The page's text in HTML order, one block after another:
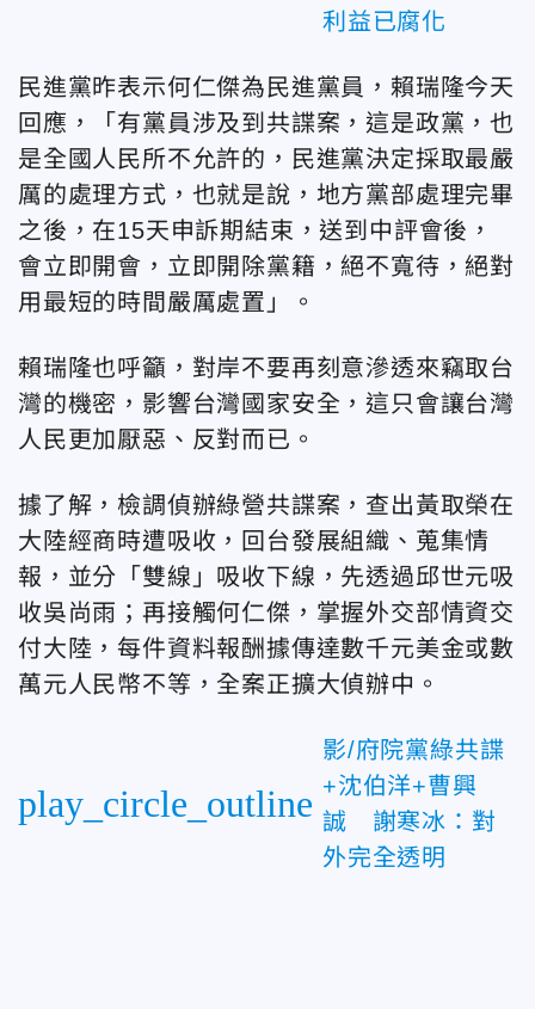
利益已腐化
民進黨昨表示何仁傑為民進黨員，賴瑞隆今天
回應，「有黨員涉及到共諜案，這是政黨，也
是全國人民所不允許的，民進黨決定採取最嚴
厲的處理方式，也就是說，地方黨部處理完畢
之後，在15天申訴期結束，送到中評會後，
會立即開會，立即開除黨籍，絕不寬待，絕對
用最短的時間嚴厲處置」。
賴瑞隆也呼籲，對岸不要再刻意滲透來竊取台
灣的機密，影響台灣國家安全，這只會讓台灣
人民更加厭惡、反對而已。
據了解，檢調偵辦綠營共諜案，查出黃取榮在
大陸經商時遭吸收，回台發展組織、蒐集情
報，並分「雙線」吸收下線，先透過邱世元吸
收吳尚雨；再接觸何仁傑，掌握外交部情資交
付大陸，每件資料報酬據傳達數千元美金或數
萬元人民幣不等，全案正擴大偵辦中。
play_circle_outline
影/府院黨綠共諜
+沈伯洋+曹興
誠 謝寒冰：對
外完全透明